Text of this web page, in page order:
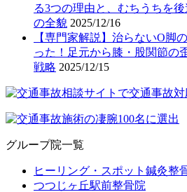
る3つの理由と、むちうちを
の全貌 2025/12/16
【専門家解説】治らないO脚
った！足元から膝・股関節の
戦略 2025/12/15
グループ院一覧
ヒーリング・スポット鍼灸整
つつじヶ丘駅前整骨院